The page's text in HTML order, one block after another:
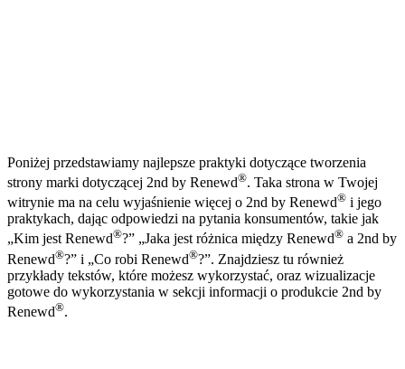
Poniżej przedstawiamy najlepsze praktyki dotyczące tworzenia
strony marki dotyczącej 2nd by Renewd®. Taka strona w Twojej
witrynie ma na celu wyjaśnienie więcej o 2nd by Renewd® i jego
praktykach, dając odpowiedzi na pytania konsumentów, takie jak
„Kim jest Renewd®?” „Jaka jest różnica między Renewd® a 2nd by
Renewd®?” i „Co robi Renewd®?”. Znajdziesz tu również
przykłady tekstów, które możesz wykorzystać, oraz wizualizacje
gotowe do wykorzystania w sekcji informacji o produkcie 2nd by
Renewd®.